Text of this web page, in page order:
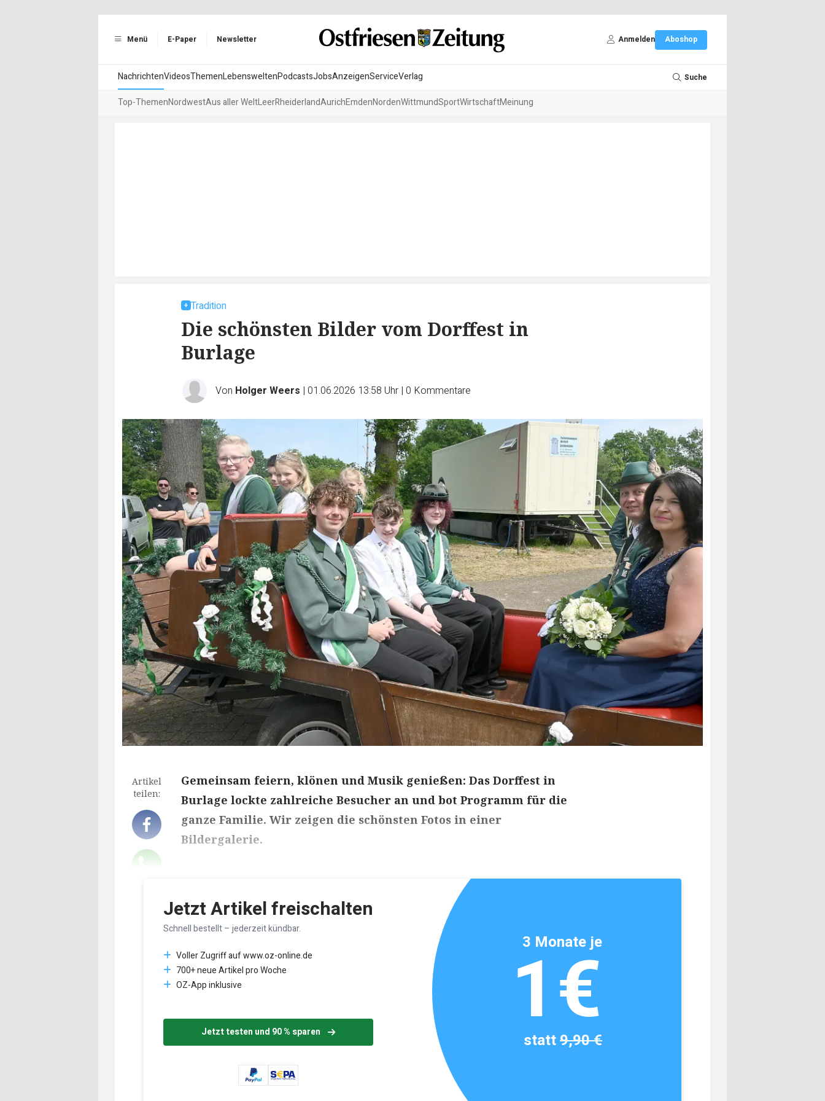
Menü E-Paper Newsletter Anmelden Aboshop
NachrichtenVideosThemenLebensweltenPodcastsJobsAnzeigenServiceVerlag Suche
Top-ThemenNordwestAus aller WeltLeerRheiderlandAurichEmdenNordenWittmundSportWirtschaftMeinung
Tradition
Die schönsten Bilder vom Dorffest in
Burlage
Von Holger Weers | 01.06.2026 13:58 Uhr | 0 Kommentare
Artikel
teilen:
Gemeinsam feiern, klönen und Musik genießen: Das Dorffest in
Burlage lockte zahlreiche Besucher an und bot Programm für die
ganze Familie. Wir zeigen die schönsten Fotos in einer
Bildergalerie.
Jetzt Artikel freischalten
Schnell bestellt – jederzeit kündbar.
Voller Zugriff auf www.oz-online.de
700+ neue Artikel pro Woche
OZ-App inklusive
Jetzt testen und 90 % sparen
3 Monate je
1€
statt9,90 €